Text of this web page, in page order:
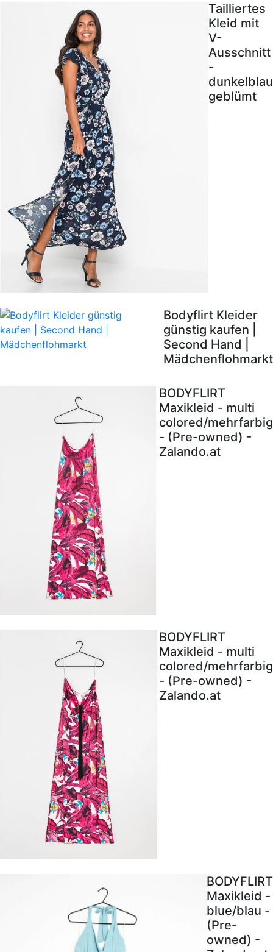
Tailliertes
Kleid mit
V-
Ausschnitt
-
dunkelblau
geblümt
Bodyflirt Kleider
günstig kaufen |
Second Hand |
Mädchenflohmarkt
BODYFLIRT
Maxikleid - multi
colored/mehrfarbig
- (Pre-owned) -
Zalando.at
BODYFLIRT
Maxikleid - multi
colored/mehrfarbig
- (Pre-owned) -
Zalando.at
BODYFLIRT
Maxikleid -
blue/blau -
(Pre-
owned) -